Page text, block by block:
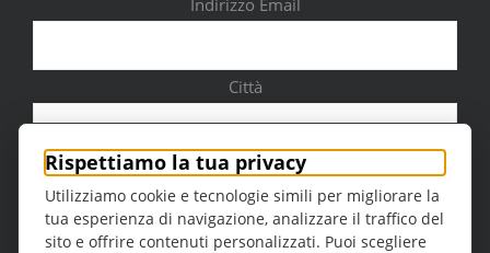
Indirizzo Email
Città
Sesso
Rispettiamo la tua privacy
Utilizziamo cookie e tecnologie simili per migliorare la
tua esperienza di navigazione, analizzare il traffico del
sito e offrire contenuti personalizzati. Puoi scegliere